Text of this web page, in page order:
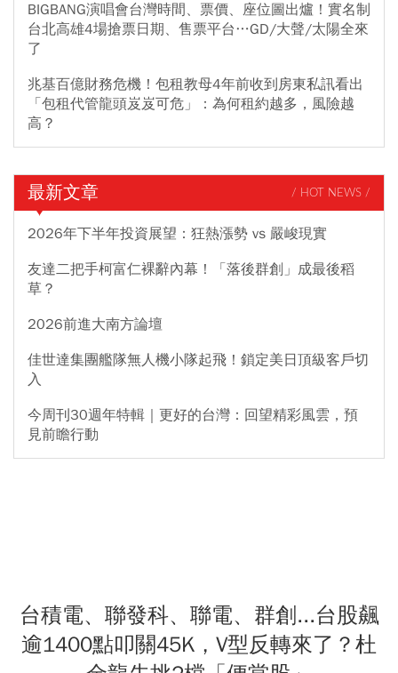
BIGBANG演唱會台灣時間、票價、座位圖出爐！實名制
台北高雄4場搶票日期、售票平台…GD/大聲/太陽全來
了
兆基百億財務危機！包租教母4年前收到房東私訊看出
「包租代管龍頭岌岌可危」：為何租約越多，風險越
高？
最新文章 / HOT NEWS /
2026年下半年投資展望：狂熱漲勢 vs 嚴峻現實
友達二把手柯富仁裸辭內幕！「落後群創」成最後稻
草？
2026前進大南方論壇
佳世達集團艦隊無人機小隊起飛！鎖定美日頂級客戶切
入
今周刊30週年特輯｜更好的台灣：回望精彩風雲，預
見前瞻行動
台積電、聯發科、聯電、群創...台股飆
逾1400點叩關45K，V型反轉來了？杜